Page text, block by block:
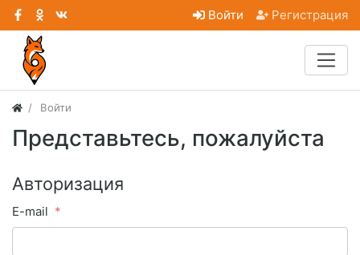
Войти Регистрация
Войти
Представьтесь, пожалуйста
Авторизация
E-mail